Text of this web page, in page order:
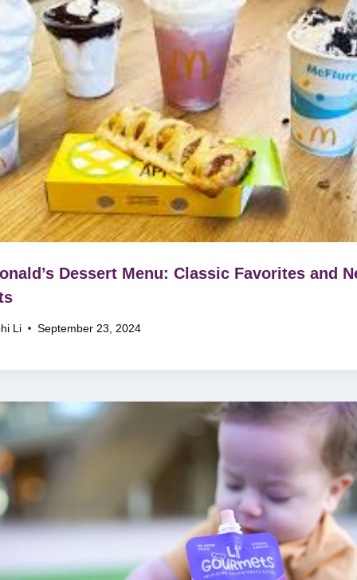
Dessert Menu: Classic Favorites and
Li September 23, 2024